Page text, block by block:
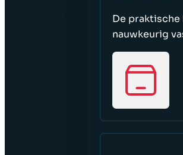
De
nauwkeurig